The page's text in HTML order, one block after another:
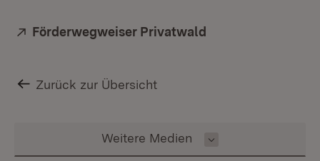
Extern:
Förderwegweiser Privatwald
Zurück zur Übersicht
Inhalt auswählen
Weitere Medien